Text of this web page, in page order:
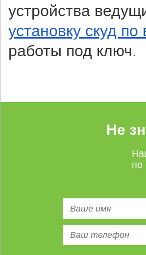
устройства
установку скуд
работы под ключ.
Не
по